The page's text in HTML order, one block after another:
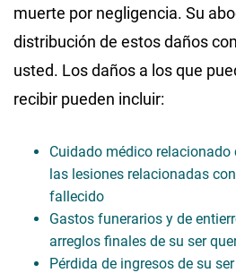
muerte por negligencia. Su
distribución de estos daños
usted. Los daños a los que
recibir pueden incluir:
Cuidado médico
las lesiones relacionadas
fallecido
Gastos funerarios y de
arreglos finales de su ser
Pérdida de ingresos de su